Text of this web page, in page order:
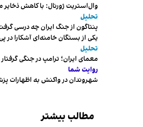
وال‌استریت ژورنال: با کاهش
تحلیل
پنتاگون از جنگ ایران چه درسی
یکی از بستگان خامنه‌ای آشکارا
تحلیل
معمای ایران؛ ترامپ در جنگی
روایت شما
شهروندان در واکنش به اظهارات
مطالب بیشتر